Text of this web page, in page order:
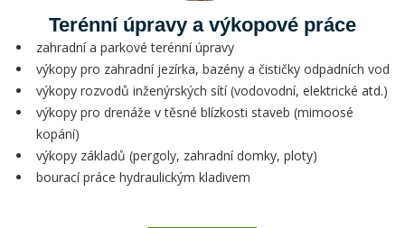
Terénní úpravy a výkopové práce
zahradní a parkové terénní úpravy
výkopy pro zahradní jezírka, bazény a čističky odpadních vod
výkopy rozvodů inženýrských sítí (vodovodní, elektrické atd.)
výkopy pro drenáže v těsné blízkosti staveb (mimoosé
kopání)
výkopy základů (pergoly, zahradní domky, ploty)
bourací práce hydraulickým kladivem